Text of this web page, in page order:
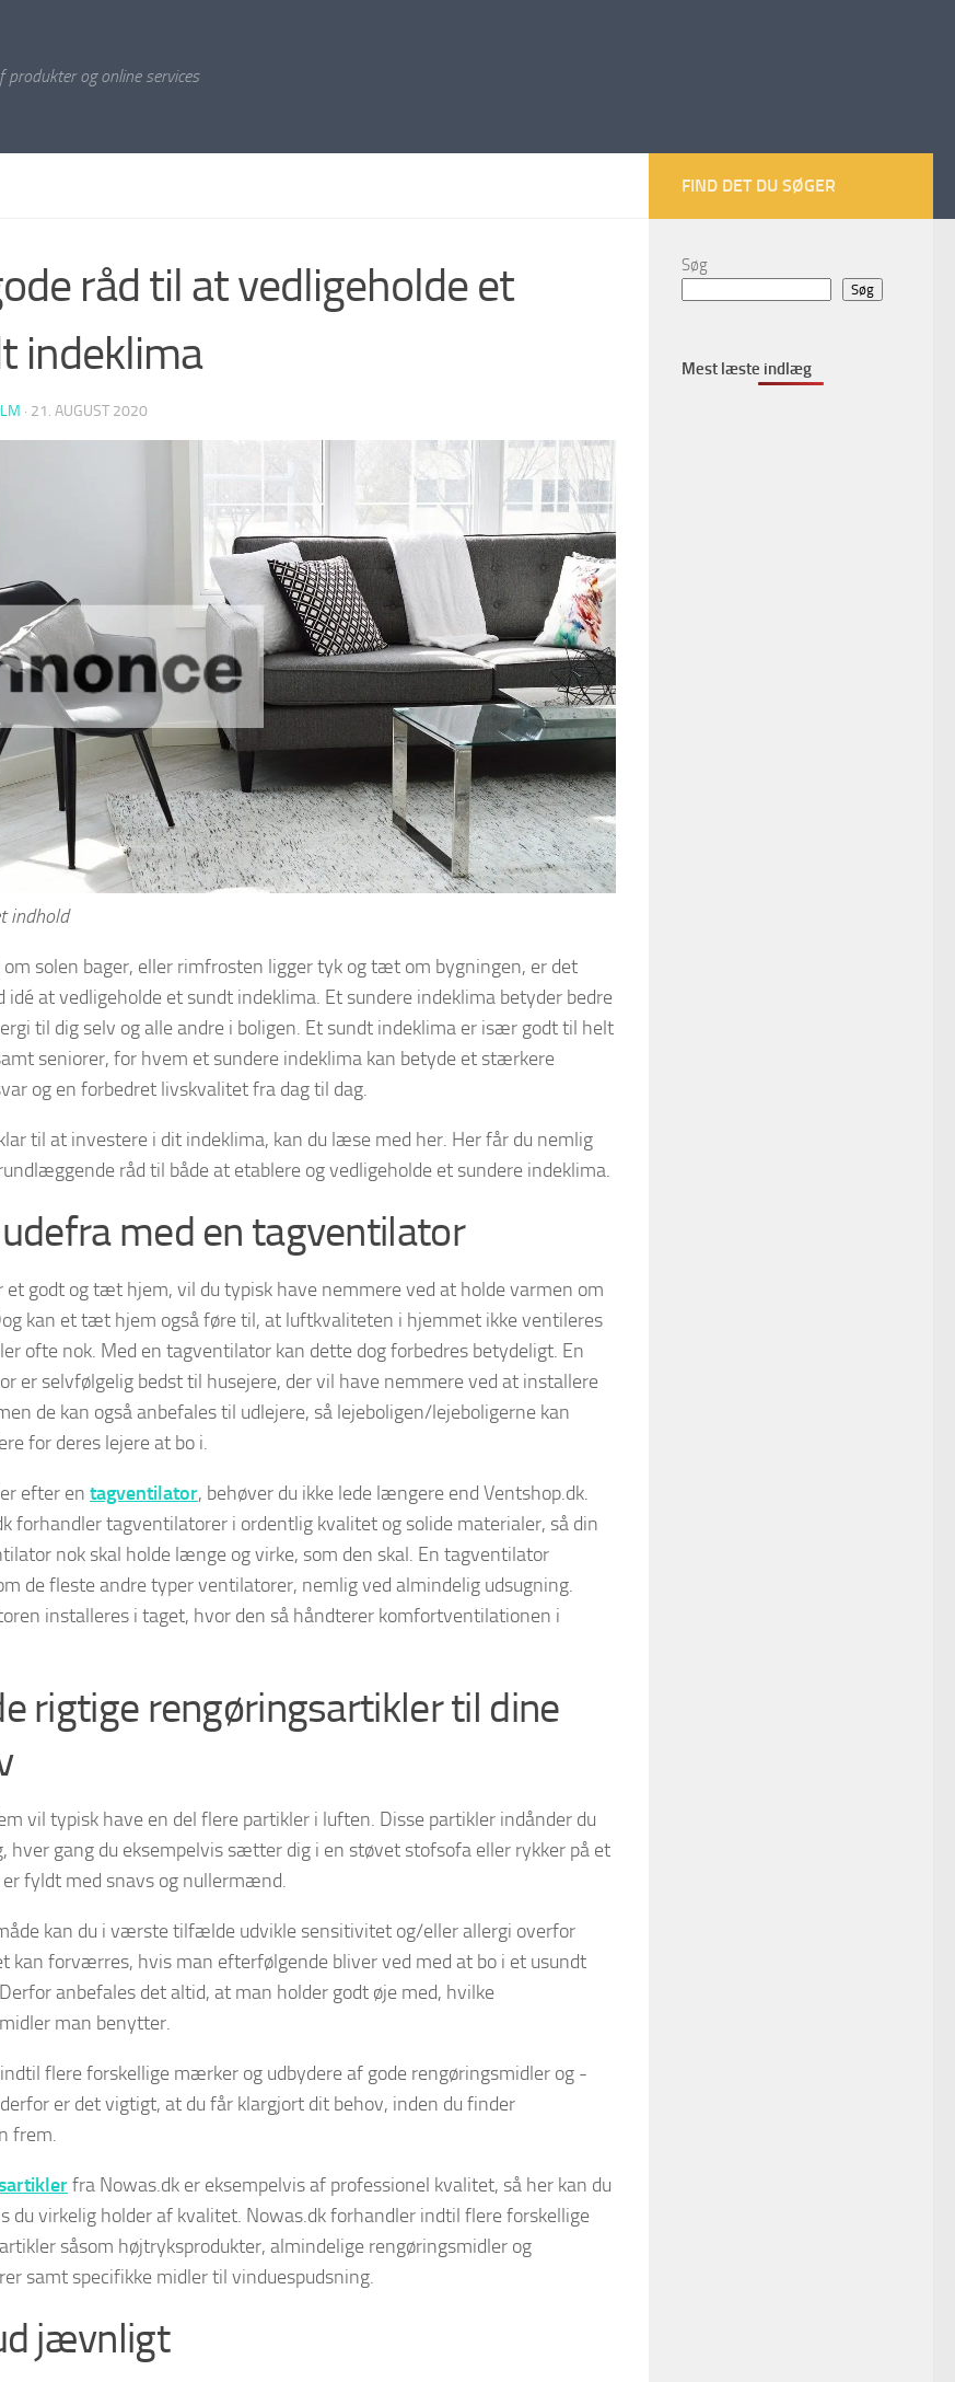
produkter og online services
råd til at vedligeholde et
indeklima
· 21. AUGUST 2020
indhold
om solen bager, eller rimfrosten ligger tyk og tæt om bygningen, er det
idé at vedligeholde et sundt indeklima. Et sundere indeklima betyder bedre
til dig selv og alle andre i boligen. Et sundt indeklima er især godt til helt
seniorer, for hvem et sundere indeklima kan betyde et stærkere
og en forbedret livskvalitet fra dag til dag.
til at investere i dit indeklima, kan du læse med her. Her får du nemlig
råd til både at etablere og vedligeholde et sundere indeklima.
med en tagventilator
et godt og tæt hjem, vil du typisk have nemmere ved at holde varmen om
kan et tæt hjem også føre til, at luftkvaliteten i hjemmet ikke ventileres
ofte nok. Med en tagventilator kan dette dog forbedres betydeligt. En
er selvfølgelig bedst til husejere, der vil have nemmere ved at installere
de kan også anbefales til udlejere, så lejeboligen/lejeboligerne kan
for deres lejere at bo i.
efter en tagventilator, behøver du ikke lede længere end Ventshop.dk.
forhandler tagventilatorer i ordentlig kvalitet og solide materialer, så din
nok skal holde længe og virke, som den skal. En tagventilator
de fleste andre typer ventilatorer, nemlig ved almindelig udsugning.
installeres i taget, hvor den så håndterer komfortventilationen i
rigtige rengøringsartikler til dine
vil typisk have en del flere partikler i luften. Disse partikler indånder du
hver gang du eksempelvis sætter dig i en støvet stofsofa eller rykker på et
fyldt med snavs og nullermænd.
kan du i værste tilfælde udvikle sensitivitet og/eller allergi overfor
kan forværres, hvis man efterfølgende bliver ved med at bo i et usundt
anbefales det altid, at man holder godt øje med, hvilke
man benytter.
flere forskellige mærker og udbydere af gode rengøringsmidler og -
er det vigtigt, at du får klargjort dit behov, inden du finder
frem.
fra Nowas.dk er eksempelvis af professionel kvalitet, så her kan du
du virkelig holder af kvalitet. Nowas.dk forhandler indtil flere forskellige
såsom højtryksprodukter, almindelige rengøringsmidler og
samt specifikke midler til vinduespudsning.
jævnligt
FIND DET DU SØGER
Søg
Søg
Mest læste indlæg